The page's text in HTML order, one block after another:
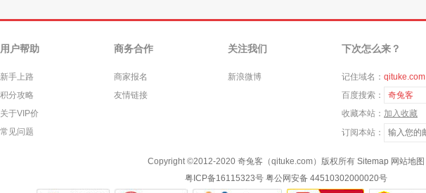
用户帮助
新手上路
积分攻略
关于VIP价
常见问题
商务合作
商家报名
友情链接
关注我们
新浪微博
下次怎么来？
记住域名： qituke.com
百度搜索：
奇兔客
收藏本站： 加入收藏
订阅本站：
Copyright ©2012-2020 奇兔客（qituke.com）版权所有 Sitemap 网站地图
粤ICP备16115323号 粤公网安备 44510302000020号